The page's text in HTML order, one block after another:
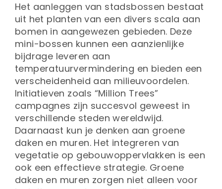
Het aanleggen van stadsbossen bestaat
uit het planten van een divers scala aan
bomen in aangewezen gebieden. Deze
mini-bossen kunnen een aanzienlijke
bijdrage leveren aan
temperatuurvermindering en bieden een
verscheidenheid aan milieuvoordelen.
Initiatieven zoals “Million Trees”
campagnes zijn succesvol geweest in
verschillende steden wereldwijd.
Daarnaast kun je denken aan groene
daken en muren. Het integreren van
vegetatie op gebouwoppervlakken is een
ook een effectieve strategie. Groene
daken en muren zorgen niet alleen voor